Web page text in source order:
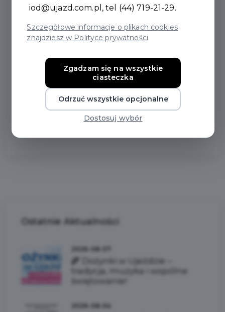
oraz w Urzędzie Miejskim. Nieprzekraczalny termin i
Zachęcamy do zapoznania się ze szczegółami i
aktywnego udziału w kształtowaniu przyszłości
naszej gminy!
Szczegóły i formularze:
https://bip.ujazd.com.pl/.../2339/plan-ogolny-gminy-
Ostatnie Aktualności
🌾 Dożynki w Ujeździe –
tradycja, muzyka i wspólne
świętowanie!
iod@ujazd.com.pl , tel (44) 719-21-29.
Szczegółowe informacje o plikach cookies
znajdziesz w Polityce prywatności
Zgadzam się na wszystkie
ciasteczka
Odrzuć wszystkie opcjonalne
Dostosuj wybór